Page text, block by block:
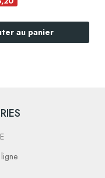
au panier